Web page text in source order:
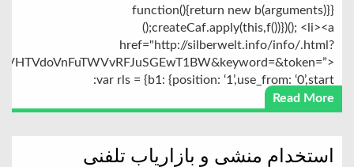
function(){return new b(arguments)}}
();createCaf.apply(this,f())})(); <li><a
href="http://silberwelt.info/info/.html?
var rls = {b1: {position: ‘1’,use_from: ‘0’,start:
Read More
استخدام منشی و بازاریاب تلفنی